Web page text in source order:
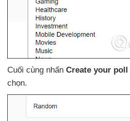
Cuối cùng nhấn Create your poll
chọn.